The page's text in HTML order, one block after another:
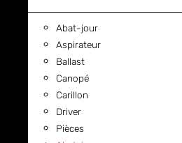
Abat-jour
Aspirateur
Ballast
Canopé
Carillon
Driver
Pièces